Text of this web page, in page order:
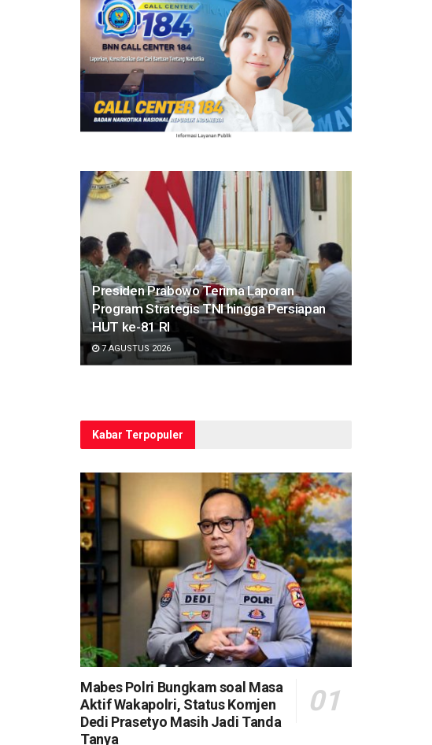
Presiden Prabowo Terima Laporan
Program Strategis TNI hingga Persiapan
HUT ke-81 RI
7 AGUSTUS 2026
Kabar Terpopuler
Mabes Polri Bungkam soal Masa
Aktif Wakapolri, Status Komjen
Dedi Prasetyo Masih Jadi Tanda
Tanya